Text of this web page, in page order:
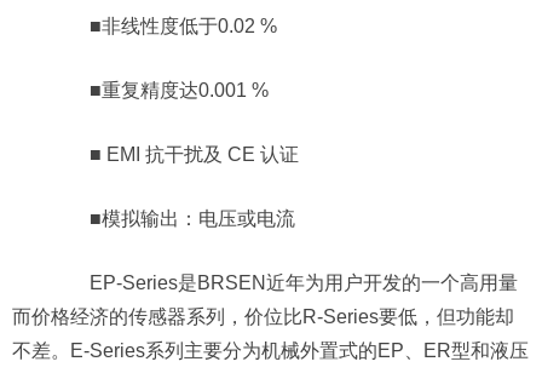
■非线性度低于0.02 %
■重复精度达0.001 %
■ EMI 抗干扰及 CE 认证
■模拟输出：电压或电流
EP-Series是BRSEN近年为用户开发的一个高用量
而价格经济的传感器系列，价位比R-Series要低，但功能却
不差。E-Series系列主要分为机械外置式的EP、ER型和液压